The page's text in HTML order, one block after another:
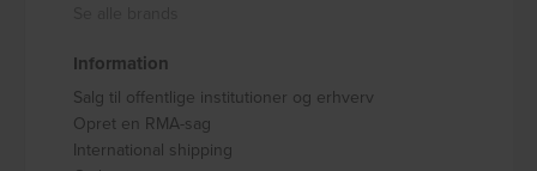
Information
Salg til offentlige institutioner og erhverv
Opret en RMA-sag
International shipping